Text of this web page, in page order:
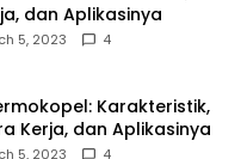
dan Aplikasinya
5, 2023 4
Karakteristik,
Kerja, dan Aplikasinya
5, 2023 4